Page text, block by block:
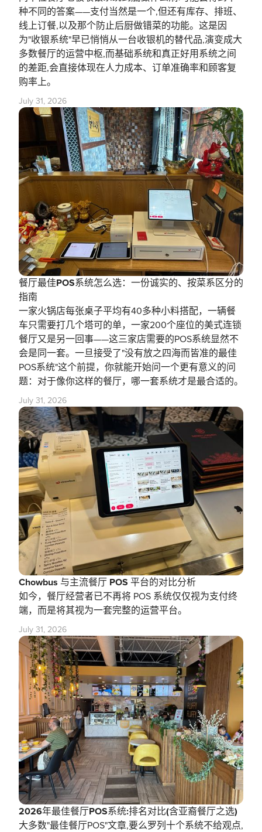
种不同的答案——支付当然是一个,但还有库存、排班、
线上订餐,以及那个防止后厨做错菜的功能。这是因
为"收银系统"早已悄悄从一台收银机的替代品,演变成大
多数餐厅的运营中枢,而基础系统和真正好用系统之间
的差距,会直接体现在人力成本、订单准确率和顾客复
购率上。
July 31, 2026
餐厅最佳POS系统怎么选：一份诚实的、按菜系区分的
指南
一家火锅店每张桌子平均有40多种小料搭配，一辆餐
车只需要打几个塔可的单，一家200个座位的美式连锁
餐厅又是另一回事——这三家店需要的POS系统显然不
会是同一套。一旦接受了"没有放之四海而皆准的最佳
POS系统"这个前提，你就能开始问一个更有意义的问
题：对于像你这样的餐厅，哪一套系统才是最合适的。
July 31, 2026
Chowbus 与主流餐厅 POS 平台的对比分析
如今，餐厅经营者已不再将 POS 系统仅仅视为支付终
端，而是将其视为一套完整的运营平台。
July 31, 2026
2026年最佳餐厅POS系统:排名对比(含亚裔餐厅之选)
大多数"最佳餐厅POS"文章,要么罗列十个系统不给观点,